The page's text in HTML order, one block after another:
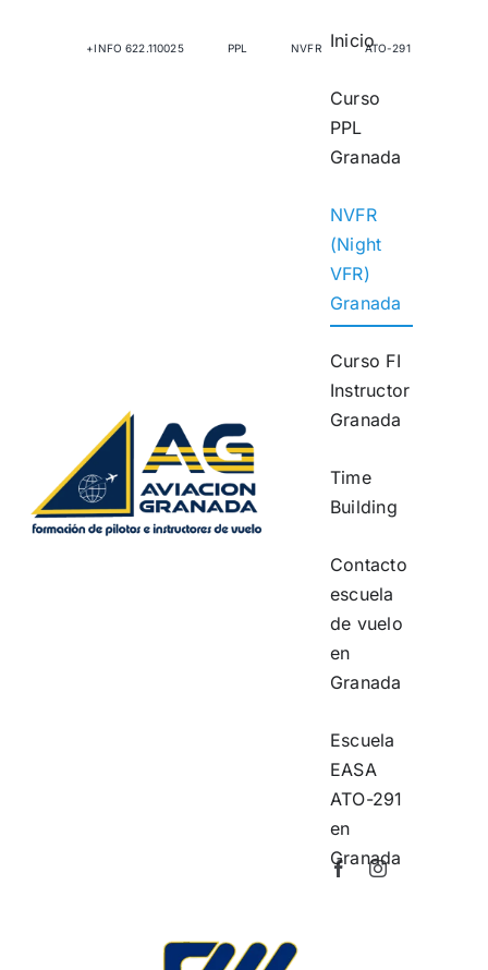
+INFO 622.110025 PPL NVFR ATO-291
Inicio
Curso
PPL
Granada
NVFR
(Night
VFR)
Granada
Curso FI
Instructor
Granada
Time
Building
Contacto
escuela
de vuelo
en
Granada
Escuela
EASA
ATO-291
en
Granada